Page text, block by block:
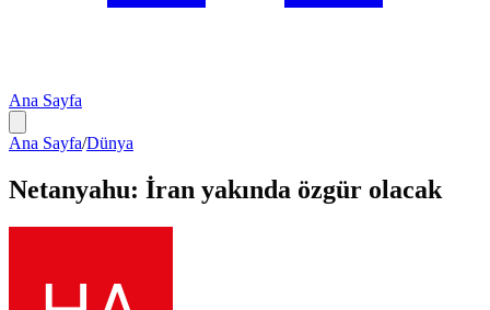
Ana Sayfa
Ana Sayfa/Dünya
Netanyahu: İran yakında özgür olacak